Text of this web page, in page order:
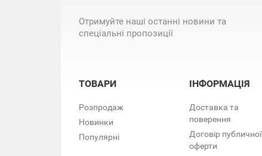
Отримуйте наші останні новини та
спеціальні пропозиції
ТОВАРИ
Розпродаж
Новинки
Популярні
ІНФОРМАЦІЯ
Доставка та
поверення
Договір публичної
оферти